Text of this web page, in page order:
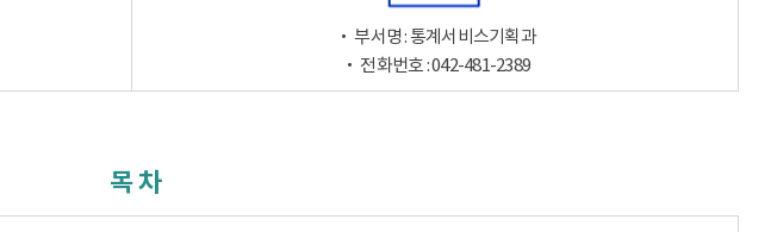
‧ 부서명 : 통계서비스기획과
‧ 전화번호 : 042-481-2389
목 차